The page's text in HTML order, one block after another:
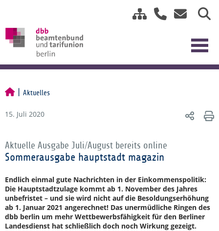
Aktuelles
15. Juli 2020
Aktuelle Ausgabe Juli/August bereits online
Sommerausgabe hauptstadt magazin
Endlich einmal gute Nachrichten in der Einkommenspolitik:
Die Hauptstadtzulage kommt ab 1. November des Jahres
unbefristet – und sie wird nicht auf die Besoldungserhöhung
ab 1. Januar 2021 angerechnet! Das unermüdliche Ringen des
dbb berlin um mehr Wettbewerbsfähigkeit für den Berliner
Landesdienst hat schließlich doch noch Wirkung gezeigt.